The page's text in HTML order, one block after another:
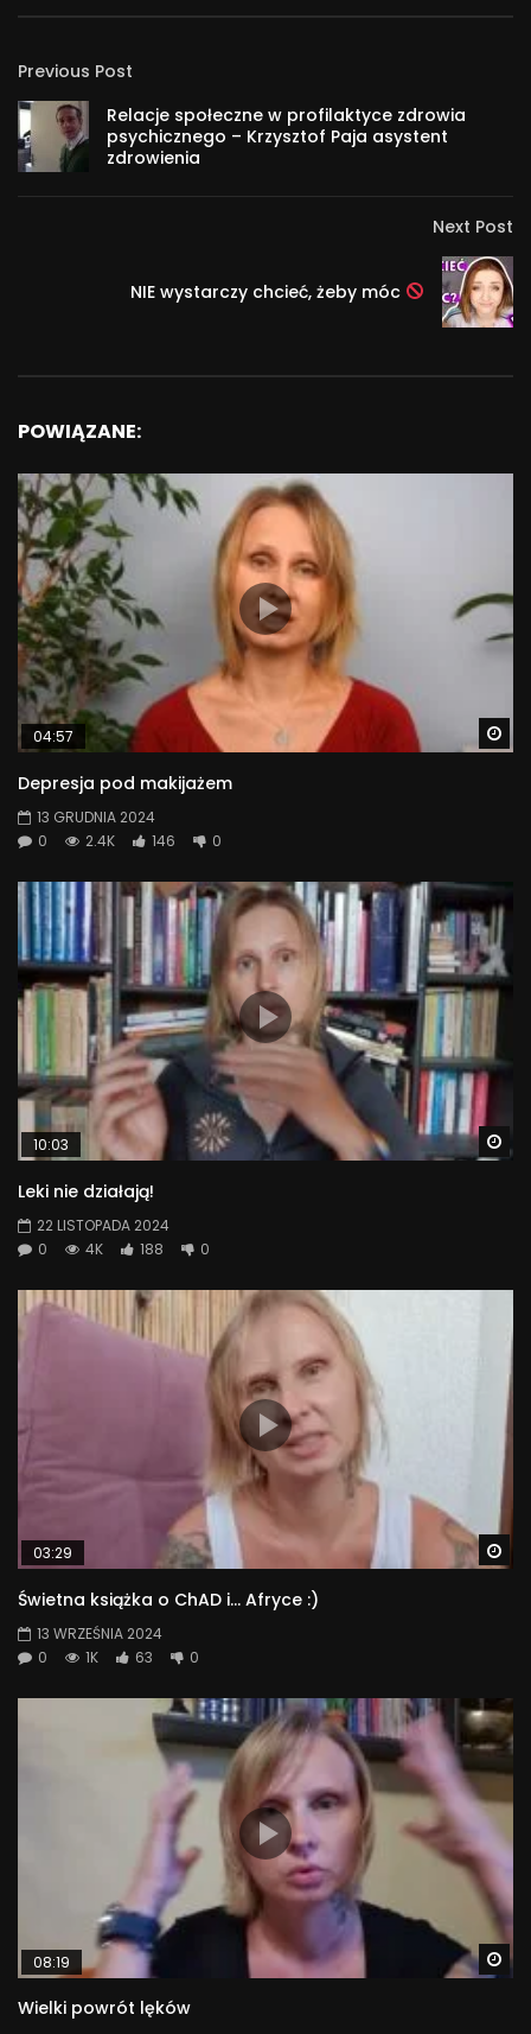
Previous Post
Relacje społeczne w profilaktyce zdrowia
psychicznego – Krzysztof Paja asystent
zdrowienia
Next Post
NIE wystarczy chcieć, żeby móc
POWIĄZANE:
04:57
Depresja pod makijażem
13 GRUDNIA 2024
0
2.4K 146 0
10:03
Leki nie działają!
22 LISTOPADA 2024
0
4K 188 0
03:29
Świetna książka o ChAD i… Afryce :)
13 WRZEŚNIA 2024
0
1K 63 0
08:19
Wielki powrót lęków